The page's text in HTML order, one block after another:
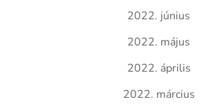
2022. június
2022. május
2022. április
2022. március